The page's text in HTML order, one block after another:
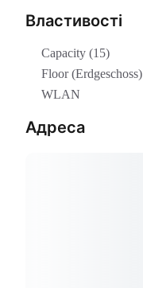
Властивості
Capacity (15)
Floor (Erdgeschoss)
WLAN
Адреса